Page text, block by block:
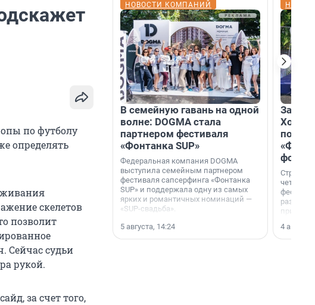
по футболу
определять
скелетов
позволит
Сейчас судьи
рукой.
за счет того,
НОВОСТИ КОМПАНИЙ
В семейную гавань на одной
волне: DOGMA стала
партнером фестиваля
«Фонтанка SUP»
Федеральная компания DOGMA
выступила семейным партнером
фестиваля сапсерфинга «Фонтанка
SUP» и поддержала одну из самых
ярких и романтичных номинаций —
«SUP-свадьба».
5 августа, 14:24
раз
4